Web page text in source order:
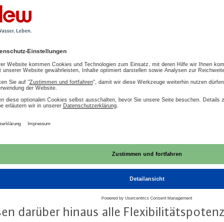
volatiler, der Verbrauch flexibler und
des Ausbaus geht daher
An­for­de­run­gen einher. Auch für die
Wär­me­pum­pen muss die
erfordern
Re­gu­lie­rungs­rah­men
an­ge­mes­se­ne fi­nan­zi­el­le
Netz­aus­baus
Um die Ver­sor­gungs­si­cher­heit auf
darüber hinaus alle